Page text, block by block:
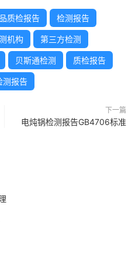
质检报告 检测报告
机构 第三方检测
贝斯通检测 质检报告
测报告
下一篇
电炖锅检测报告GB4706标准